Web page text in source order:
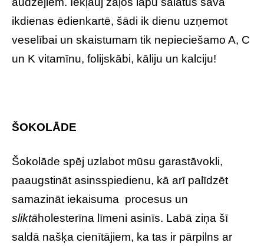
ikdienas ēdienkartē, šādi ik dienu uzņemot
veselībai un skaistumam tik nepieciešamo A, C
un K vitamīnu, folijskābi, kāliju un kalciju!
ŠOKOLĀDE
Šokolāde spēj uzlabot mūsu garastāvokli,
paaugstināt asinsspiedienu, kā arī palīdzēt
samazināt iekaisuma procesus un
sliktāholesterīna līmeni asinīs. Labā ziņa šī
saldā našķa cienītājiem, ka tas ir pārpilns ar